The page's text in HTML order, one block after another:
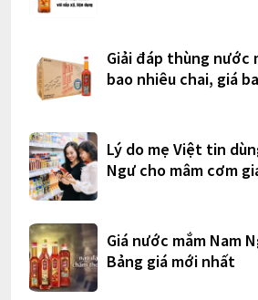
Giải đáp thùng nước
bao nhiêu chai, giá
Lý do mẹ Việt tin
Ngư cho mâm cơm
Giá nước mắm Nam
Bảng giá mới nhất